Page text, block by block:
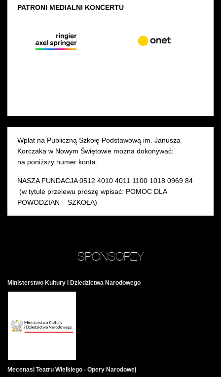
PATRONI MEDIALNI KONCERTU
Wpłat na Publiczną Szkołę Podstawową im. Janusza
Korczaka w Nowym Świętowie można dokonywać:
na poniższy numer konta:
NASZA FUNDACJA 0512 4010 4011 1100 1018 0969 84
(w tytule przelewu proszę wpisać: POMOC DLA
POWODZIAN – SZKOŁA)
SPONSORZY
Ministerstwo Kultury i Dziedzictwa Narodowego
Mecenasi Teatru Wielkiego - Opery Narodowej